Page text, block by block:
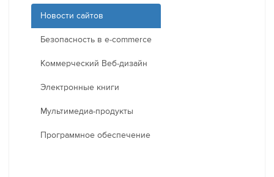
Новости сайтов
Безопасность в e-commerce
Коммерческий Веб-дизайн
Электронные книги
Мультимедиа-продукты
Программное обеспечение